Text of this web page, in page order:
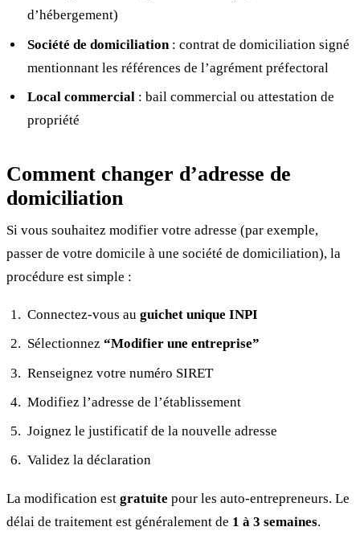
d’hébergement)
Société de domiciliation: contrat de domiciliation signé
mentionnant les références de l’agrément préfectoral
Local commercial: bail commercial ou attestation de
propriété
Comment changer d’adresse de
domiciliation
Si vous souhaitez modifier votre adresse (par exemple,
passer de votre domicile à une société de domiciliation), la
procédure est simple :
Connectez-vous au guichet unique INPI
Sélectionnez “Modifier une entreprise”
Renseignez votre numéro SIRET
Modifiez l’adresse de l’établissement
Joignez le justificatif de la nouvelle adresse
Validez la déclaration
La modification est gratuite pour les auto-entrepreneurs. Le
délai de traitement est généralement de 1 à 3 semaines.